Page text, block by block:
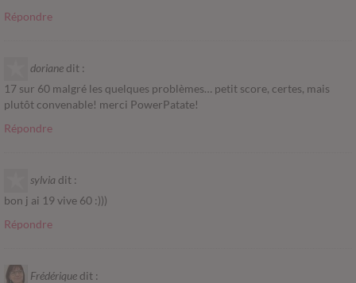
Répondre
doriane dit :
17 sur 60 malgré les quelques problèmes… petit score, certes, mais
plutôt convenable! merci PowerPatate!
Répondre
sylvia dit :
bon j ai 19 vive 60 :)))
Répondre
Frédérique dit :